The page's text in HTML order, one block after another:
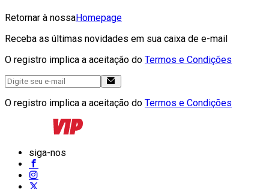
Retornar à nossaHomepage
Receba as últimas novidades em sua caixa de e-mail
O registro implica a aceitação do Termos e Condições
O registro implica a aceitação do Termos e Condições
siga-nos